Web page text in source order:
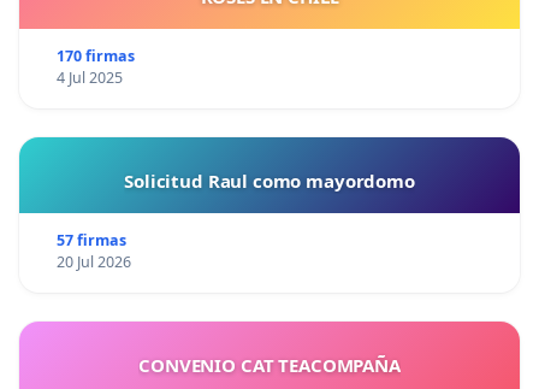
170 firmas
4 Jul 2025
Solicitud Raul como mayordomo
57 firmas
20 Jul 2026
CONVENIO CAT TEACOMPAÑA